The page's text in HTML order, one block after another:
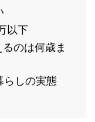
以下
のは何歳ま
らしの実態